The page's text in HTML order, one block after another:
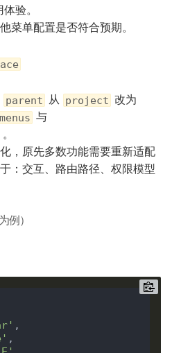
验。
菜单配置是否符合预期。
parent 从 project 改为
menus 与
，原先多数功能需要重新适配
：交互、路由路径、权限模型
为例）